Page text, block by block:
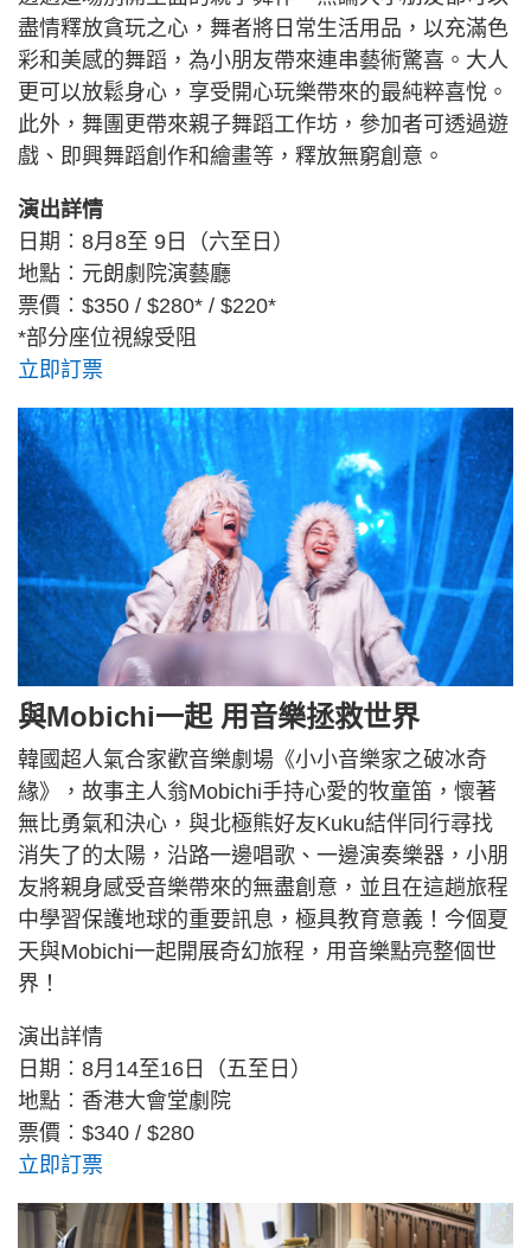
盡情釋放貪玩之心，舞者將日常生活用品，以充滿色
彩和美感的舞蹈，為小朋友帶來連串藝術驚喜。大人
更可以放鬆身心，享受開心玩樂帶來的最純粹喜悅。
此外，舞團更帶來親子舞蹈工作坊，參加者可透過遊
戲、即興舞蹈創作和繪畫等，釋放無窮創意。
演出詳情
日期︰8月8至 9日（六至日）
地點︰元朗劇院演藝廳
票價︰$350 / $280* / $220*
*部分座位視線受阻
立即訂票
與Mobichi一起 用音樂拯救世界
韓國超人氣合家歡音樂劇場《小小音樂家之破冰奇
緣》，故事主人翁Mobichi手持心愛的牧童笛，懷著
無比勇氣和決心，與北極熊好友Kuku結伴同行尋找
消失了的太陽，沿路一邊唱歌、一邊演奏樂器，小朋
友將親身感受音樂帶來的無盡創意，並且在這趟旅程
中學習保護地球的重要訊息，極具教育意義！今個夏
天與Mobichi一起開展奇幻旅程，用音樂點亮整個世
界！
演出詳情
日期︰8月14至16日（五至日）
地點︰香港大會堂劇院
票價︰$340 / $280
立即訂票